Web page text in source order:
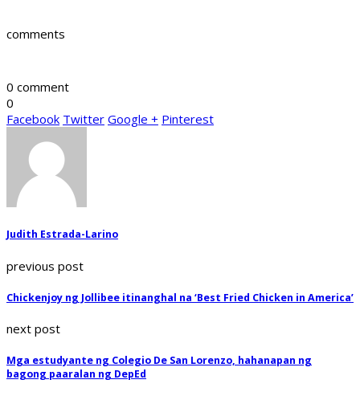
comments
0 comment
0
Facebook Twitter Google + Pinterest
Judith Estrada-Larino
previous post
Chickenjoy ng Jollibee itinanghal na ‘Best Fried Chicken in America’
next post
Mga estudyante ng Colegio De San Lorenzo, hahanapan ng
bagong paaralan ng DepEd